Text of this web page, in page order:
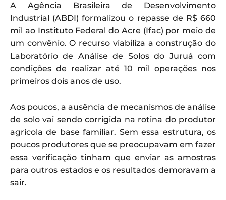
A Agência Brasileira de Desenvolvimento
Industrial (ABDI) formalizou o repasse de R$ 660
mil ao Instituto Federal do Acre (Ifac) por meio de
um convênio. O recurso viabiliza a construção do
Laboratório de Análise de Solos do Juruá com
condições de realizar até 10 mil operações nos
primeiros dois anos de uso.
Aos poucos, a ausência de mecanismos de análise
de solo vai sendo corrigida na rotina do produtor
agrícola de base familiar. Sem essa estrutura, os
poucos produtores que se preocupavam em fazer
essa verificação tinham que enviar as amostras
para outros estados e os resultados demoravam a
sair.